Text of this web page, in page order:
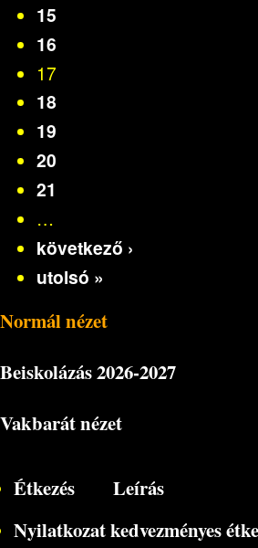
15
16
17
18
19
20
21
…
következő ›
utolsó »
Normál nézet
Beiskolázás2026-2027
Vakbarát nézet
Étkezés
Leírás
Nyilatkozat kedvezményes